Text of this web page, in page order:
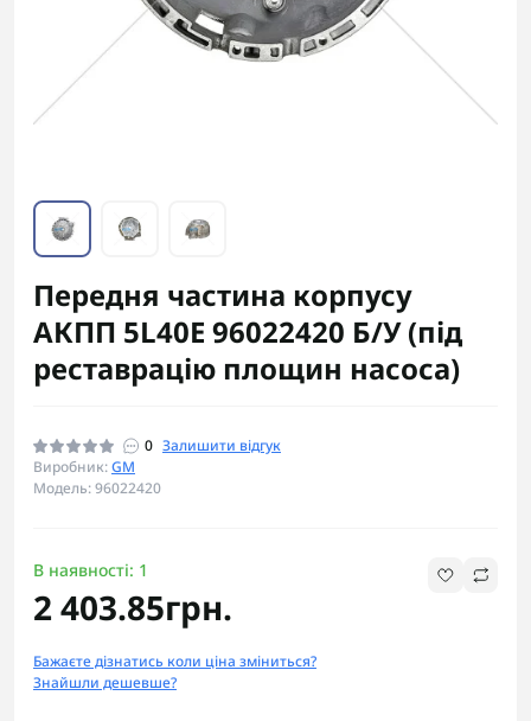
Передня частина корпусу
АКПП 5L40E 96022420 Б/У (під
реставрацію площин насоса)
0 Залишити відгук
Виробник:GM
Модель: 96022420
В наявності: 1
2 403.85грн.
Бажаєте дізнатись коли ціна зміниться?
Знайшли дешевше?